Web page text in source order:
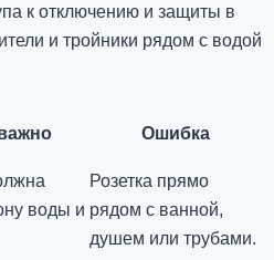
к отключению и защиты в
и тройники рядом с водой
Ошибка
воды и
Розетка прямо
рядом с ванной,
душем или трубами.